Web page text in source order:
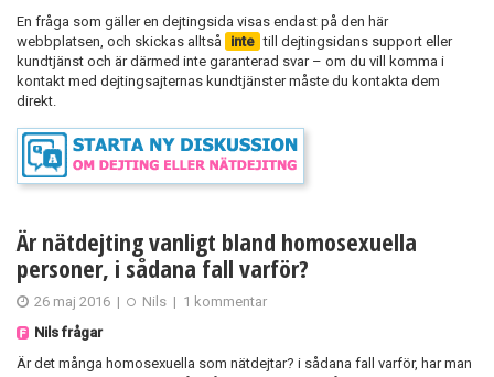
En fråga som gäller en dejtingsida visas endast på den här
webbplatsen, och skickas alltså
inte till dejtingsidans support eller
kundtjänst och är därmed inte garanterad svar – om du vill komma i
kontakt med dejtingsajternas kundtjänster måste du kontakta dem
direkt.
Är nätdejting vanligt bland homosexuella
personer, i sådana fall varför?
26 maj 2016 | Nils | 1 kommentar
Nils frågar
Är det många homosexuella som nätdejtar? i sådana fall varför, har man